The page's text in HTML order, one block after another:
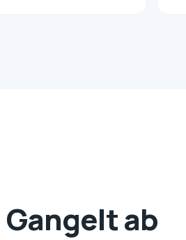
ab